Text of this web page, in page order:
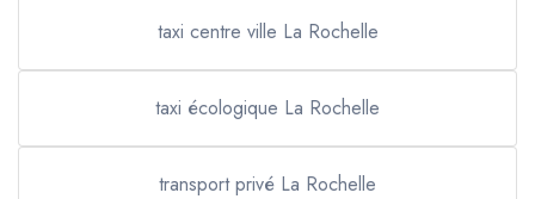
taxi centre ville La Rochelle
taxi écologique La Rochelle
transport privé La Rochelle